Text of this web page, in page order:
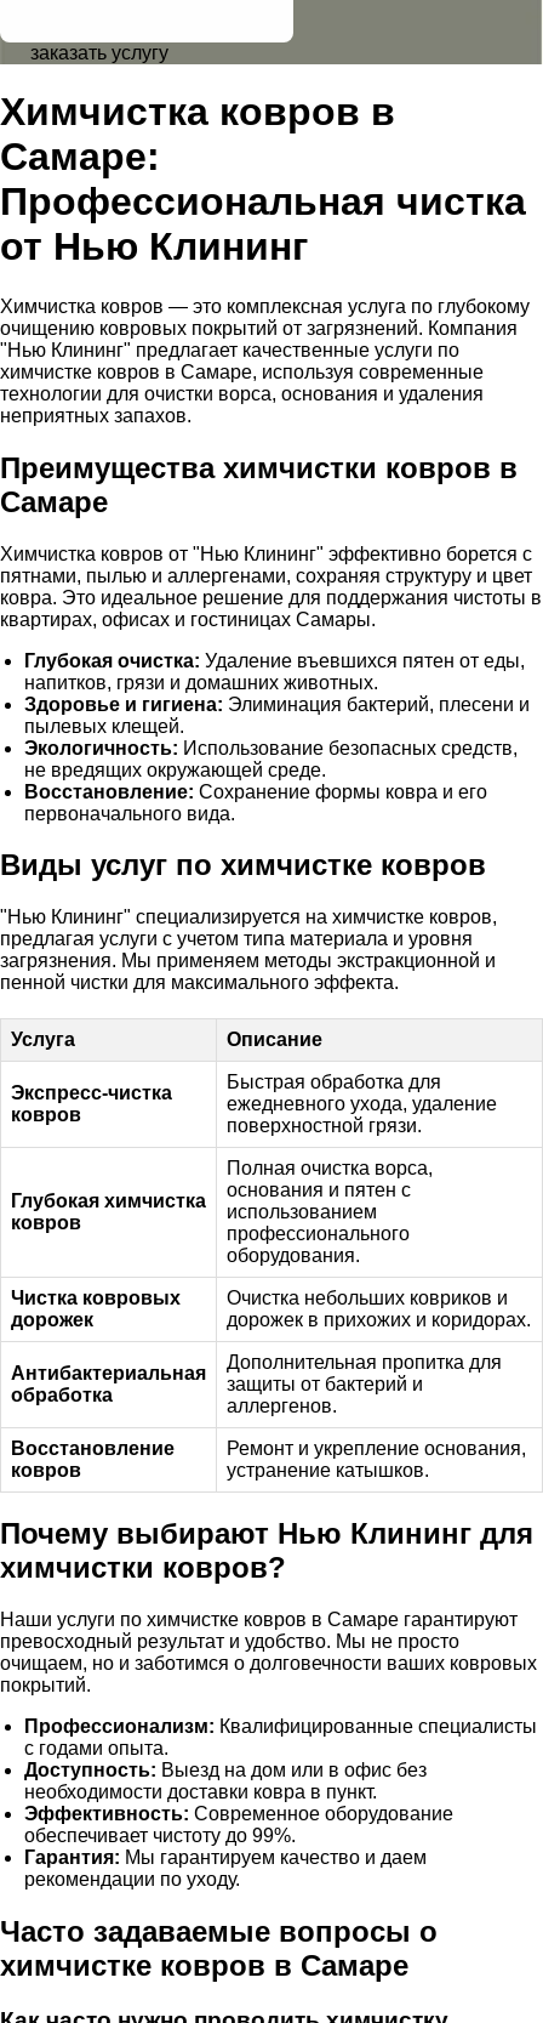
заказать услугу
Химчистка ковров в
Самаре:
Профессиональная чистка
от Нью Клининг
Химчистка ковров — это комплексная услуга по глубокому
очищению ковровых покрытий от загрязнений. Компания
"Нью Клининг" предлагает качественные услуги по
химчистке ковров в Самаре, используя современные
технологии для очистки ворса, основания и удаления
неприятных запахов.
Преимущества химчистки ковров в
Самаре
Химчистка ковров от "Нью Клининг" эффективно борется с
пятнами, пылью и аллергенами, сохраняя структуру и цвет
ковра. Это идеальное решение для поддержания чистоты в
квартирах, офисах и гостиницах Самары.
Глубокая очистка: Удаление въевшихся пятен от еды,
напитков, грязи и домашних животных.
Здоровье и гигиена: Элиминация бактерий, плесени и
пылевых клещей.
Экологичность: Использование безопасных средств,
не вредящих окружающей среде.
Восстановление: Сохранение формы ковра и его
первоначального вида.
Виды услуг по химчистке ковров
"Нью Клининг" специализируется на химчистке ковров,
предлагая услуги с учетом типа материала и уровня
загрязнения. Мы применяем методы экстракционной и
пенной чистки для максимального эффекта.
Услуга Описание
Экспресс-чистка
ковров
Быстрая обработка для
ежедневного ухода, удаление
поверхностной грязи.
Глубокая химчистка
ковров
Полная очистка ворса,
основания и пятен с
использованием
профессионального
оборудования.
Чистка ковровых
дорожек
Очистка небольших ковриков и
дорожек в прихожих и коридорах.
Антибактериальная
обработка
Дополнительная пропитка для
защиты от бактерий и
аллергенов.
Восстановление
ковров
Ремонт и укрепление основания,
устранение катышков.
Почему выбирают Нью Клининг для
химчистки ковров?
Наши услуги по химчистке ковров в Самаре гарантируют
превосходный результат и удобство. Мы не просто
очищаем, но и заботимся о долговечности ваших ковровых
покрытий.
Профессионализм: Квалифицированные специалисты
с годами опыта.
Доступность: Выезд на дом или в офис без
необходимости доставки ковра в пункт.
Эффективность: Современное оборудование
обеспечивает чистоту до 99%.
Гарантия: Мы гарантируем качество и даем
рекомендации по уходу.
Часто задаваемые вопросы о
химчистке ковров в Самаре